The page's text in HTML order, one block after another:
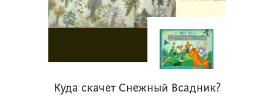
Куда скачет Снежный Всадник?